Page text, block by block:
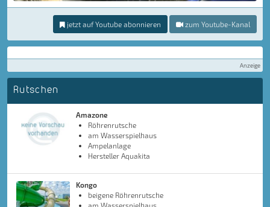
jetzt auf Youtube abonnieren zum Youtube-Kanal
Anzeige
Rutschen
Amazone
Röhrenrutsche
am Wasserspielhaus
Ampelanlage
Hersteller Aquakita
Kongo
beigene Röhrenrutsche
am Wasserspielhaus